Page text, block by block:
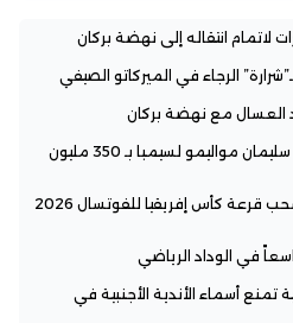
انتقاله إلى نهضة بركان
الرجاء في الميركاتو الصيفي
العسال مع نهضة بركان
الوداد يوافق على انتقال سليمان مواليمو لسيمبا بـ 350 مليون
الرباط تستضيف مراسم سحب قرعة كأس إفريقيا للفوتسال 2026
واسعاً في الوداد الرياضي
تمنع أسماء الأندية الأجنبية في